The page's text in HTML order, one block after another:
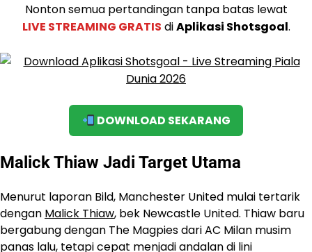
Nonton semua pertandingan tanpa batas lewat
LIVE STREAMING GRATIS diAplikasi Shotsgoal.
DOWNLOAD SEKARANG
Malick Thiaw Jadi Target Utama
Menurut laporan Bild, Manchester United mulai tertarik
dengan Malick Thiaw, bek Newcastle United. Thiaw baru
bergabung dengan The Magpies dari AC Milan musim
panas lalu, tetapi cepat menjadi andalan di lini